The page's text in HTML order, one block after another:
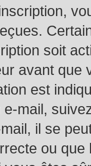
soit
avant
est
mail,
il se
ou que